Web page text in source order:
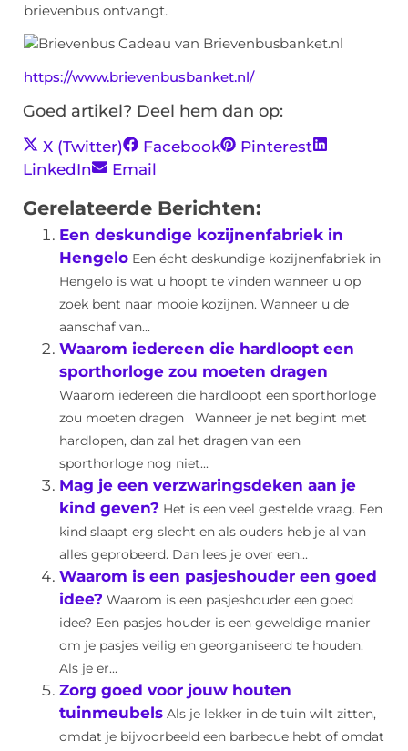
brievenbus ontvangt.
https://www.brievenbusbanket.nl/
Goed artikel? Deel hem dan op:
X (Twitter) Facebook
Pinterest
LinkedIn
Email
Gerelateerde Berichten:
Een deskundige kozijnenfabriek in
Hengelo Een écht deskundige kozijnenfabriek in
Hengelo is wat u hoopt te vinden wanneer u op
zoek bent naar mooie kozijnen. Wanneer u de
aanschaf van...
Waarom iedereen die hardloopt een
sporthorloge zou moeten dragen
Waarom iedereen die hardloopt een sporthorloge
zou moeten dragen Wanneer je net begint met
hardlopen, dan zal het dragen van een
sporthorloge nog niet...
Mag je een verzwaringsdeken aan je
kind geven? Het is een veel gestelde vraag. Een
kind slaapt erg slecht en als ouders heb je al van
alles geprobeerd. Dan lees je over een...
Waarom is een pasjeshouder een goed
idee? Waarom is een pasjeshouder een goed
idee? Een pasjes houder is een geweldige manier
om je pasjes veilig en georganiseerd te houden.
Als je er...
Zorg goed voor jouw houten
tuinmeubels Als je lekker in de tuin wilt zitten,
omdat je bijvoorbeeld een barbecue hebt of omdat